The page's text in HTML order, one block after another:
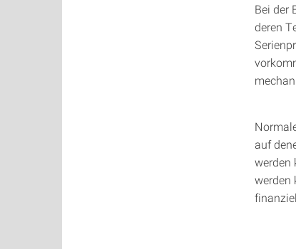
Bei der
deren
auf
werden
werden